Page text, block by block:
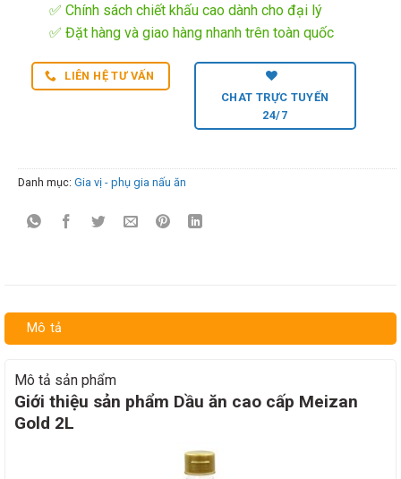
✅ Chính sách chiết khấu cao dành cho đại lý
✅ Đặt hàng và giao hàng nhanh trên toàn quốc
LIÊN HỆ TƯ VẤN
CHAT TRỰC TUYẾN
24/7
Danh mục: Gia vị - phụ gia nấu ăn
Mô tả
Mô tả sản phẩm
Giới thiệu sản phẩm Dầu ăn cao cấp Meizan
Gold 2L